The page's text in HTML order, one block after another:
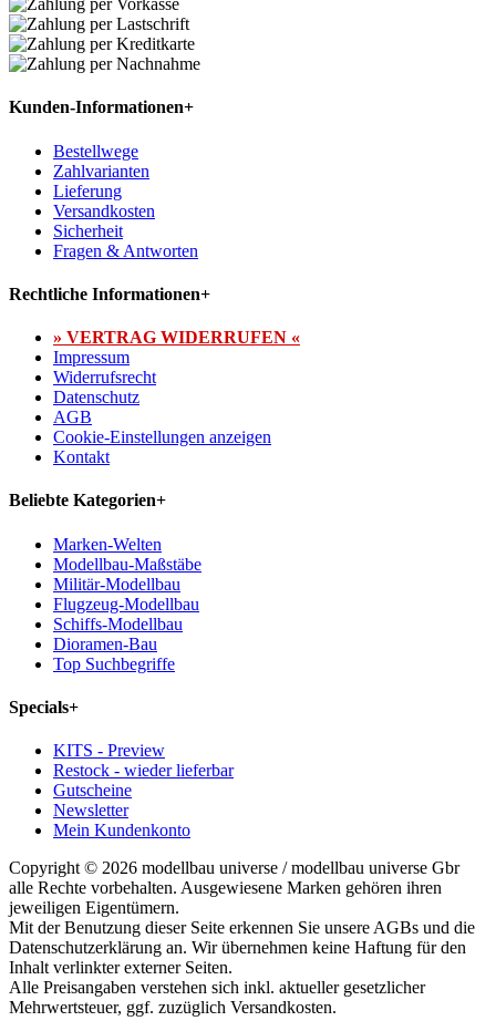
Kunden-Informationen+
Bestellwege
Zahlvarianten
Lieferung
Versandkosten
Sicherheit
Fragen & Antworten
Rechtliche Informationen+
» VERTRAG WIDERRUFEN «
Impressum
Widerrufsrecht
Datenschutz
AGB
Cookie-Einstellungen anzeigen
Kontakt
Beliebte Kategorien+
Marken-Welten
Modellbau-Maßstäbe
Militär-Modellbau
Flugzeug-Modellbau
Schiffs-Modellbau
Dioramen-Bau
Top Suchbegriffe
Specials+
KITS - Preview
Restock - wieder lieferbar
Gutscheine
Newsletter
Mein Kundenkonto
Copyright © 2026 modellbau universe / modellbau universe Gbr
alle Rechte vorbehalten. Ausgewiesene Marken gehören ihren
jeweiligen Eigentümern.
Mit der Benutzung dieser Seite erkennen Sie unsere AGBs und die
Datenschutzerklärung an. Wir übernehmen keine Haftung für den
Inhalt verlinkter externer Seiten.
Alle Preisangaben verstehen sich inkl. aktueller gesetzlicher
Mehrwertsteuer, ggf. zuzüglich Versandkosten.